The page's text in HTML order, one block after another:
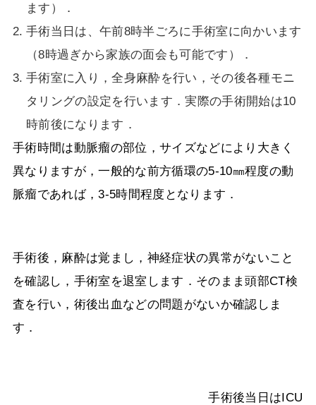
ます）．
手術当日は、午前8時半ごろに手術室に向かいます
（8時過ぎから家族の面会も可能です）．
手術室に入り，全身麻酔を行い，その後各種モニ
タリングの設定を行います．実際の手術開始は10
時前後になります．
手術時間は動脈瘤の部位，サイズなどにより大きく
異なりますが，一般的な前方循環の5-10㎜程度の動
脈瘤であれば，3-5時間程度となります．
手術後，麻酔は覚まし，神経症状の異常がないこと
を確認し，手術室を退室します．そのまま頭部CT検
査を行い，術後出血などの問題がないか確認しま
す．
手術後当日はICU